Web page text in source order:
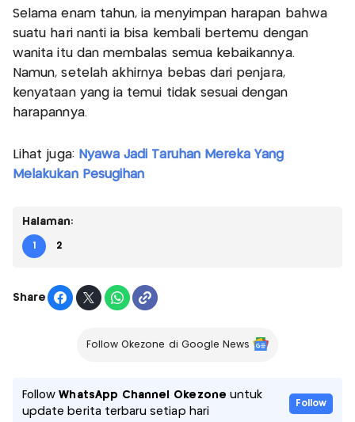
Selama enam tahun, ia menyimpan harapan bahwa
suatu hari nanti ia bisa kembali bertemu dengan
wanita itu dan membalas semua kebaikannya.
Namun, setelah akhirnya bebas dari penjara,
kenyataan yang ia temui tidak sesuai dengan
harapannya.
Lihat juga: Nyawa Jadi Taruhan Mereka Yang
Melakukan Pesugihan
Halaman:
1 2
Share
Follow Okezone di Google News
FollowWhatsApp Channel Okezone untuk
update berita terbaru setiap hari
Follow